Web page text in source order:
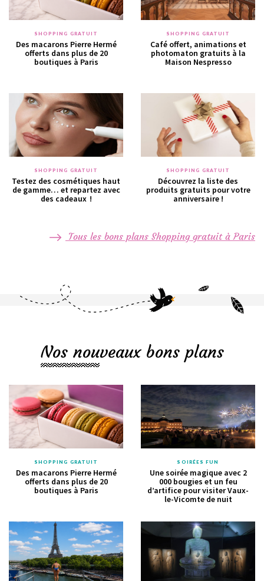
SHOPPING GRATUIT
Des macarons Pierre Hermé
offerts dans plus de 20
boutiques à Paris
SHOPPING GRATUIT
Café offert, animations et
photomaton gratuits à la
Maison Nespresso
SHOPPING GRATUIT
Testez des cosmétiques haut
de gamme… et repartez avec
des cadeaux !
SHOPPING GRATUIT
Découvrez la liste des
produits gratuits pour votre
anniversaire !
Tous les bons plans Shopping gratuit à Paris
Nos nouveaux bons plans
SHOPPING GRATUIT
Des macarons Pierre Hermé
offerts dans plus de 20
boutiques à Paris
SOIRÉES FUN
Une soirée magique avec 2
000 bougies et un feu
d’artifice pour visiter Vaux-
le-Vicomte de nuit